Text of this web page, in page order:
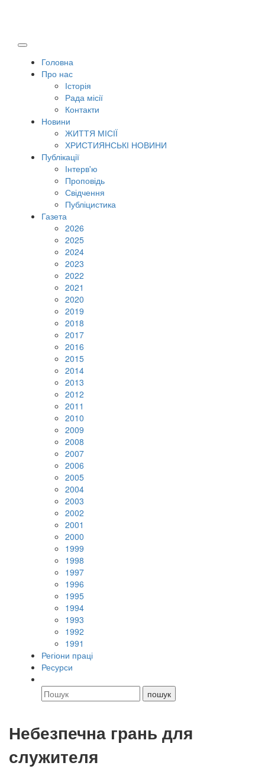
Головна
Про нас
Історія
Рада місії
Контакти
Новини
ЖИТТЯ МІСІЇ
ХРИСТИЯНСЬКІ НОВИНИ
Публікації
Інтерв'ю
Проповідь
Свідчення
Публіцистика
Газета
2026
2025
2024
2023
2022
2021
2020
2019
2018
2017
2016
2015
2014
2013
2012
2011
2010
2009
2008
2007
2006
2005
2004
2003
2002
2001
2000
1999
1998
1997
1996
1995
1994
1993
1992
1991
Регіони праці
Ресурси
Небезпечна грань для
служителя